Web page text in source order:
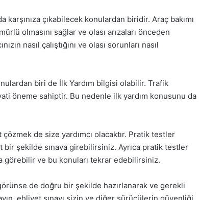
karşınıza çıkabilecek konulardan biridir. Araç bakımı
olmasını sağlar ve olası arızaları önceden
nasıl çalıştığını ve olası sorunları nasıl
biri de İlk Yardım bilgisi olabilir. Trafik
öneme sahiptir. Bu nedenle ilk yardım konusunu da
de size yardımcı olacaktır. Pratik testler
bir şekilde sınava girebilirsiniz. Ayrıca pratik testler
görebilir ve bu konuları tekrar edebilirsiniz.
de doğru bir şekilde hazırlanarak ve gerekli